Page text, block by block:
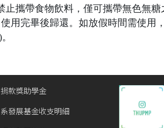
攜帶食物飲料，僅可攜帶無色無糖
用完畢後歸還。如放假時間需使用
捐款獎助學金
系發展基金收支明細